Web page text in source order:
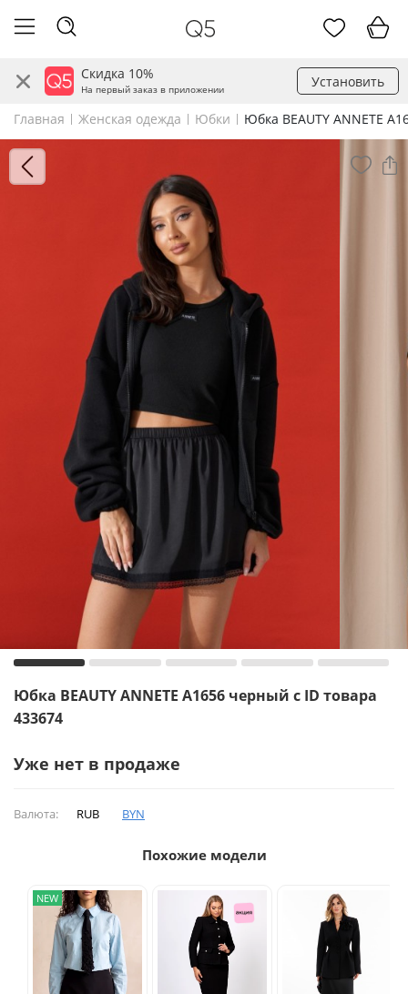
Скидка 10%
На первый заказ в приложении Установить
Главная Женская одежда Юбки Юбка BEAUTY ANNETE
Юбка BEAUTY ANNETE A1656 черный с ID товара
433674
Уже нет в продаже
Валюта: RUB BYN
Похожие модели
NEW